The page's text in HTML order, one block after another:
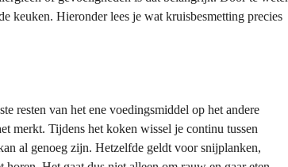
keuken. Hieronder lees je wat kruisbesmetting precies
resten van het ene voedingsmiddel op het andere
merkt. Tijdens het koken wissel je continu tussen
al genoeg zijn. Hetzelfde geldt voor snijplanken,